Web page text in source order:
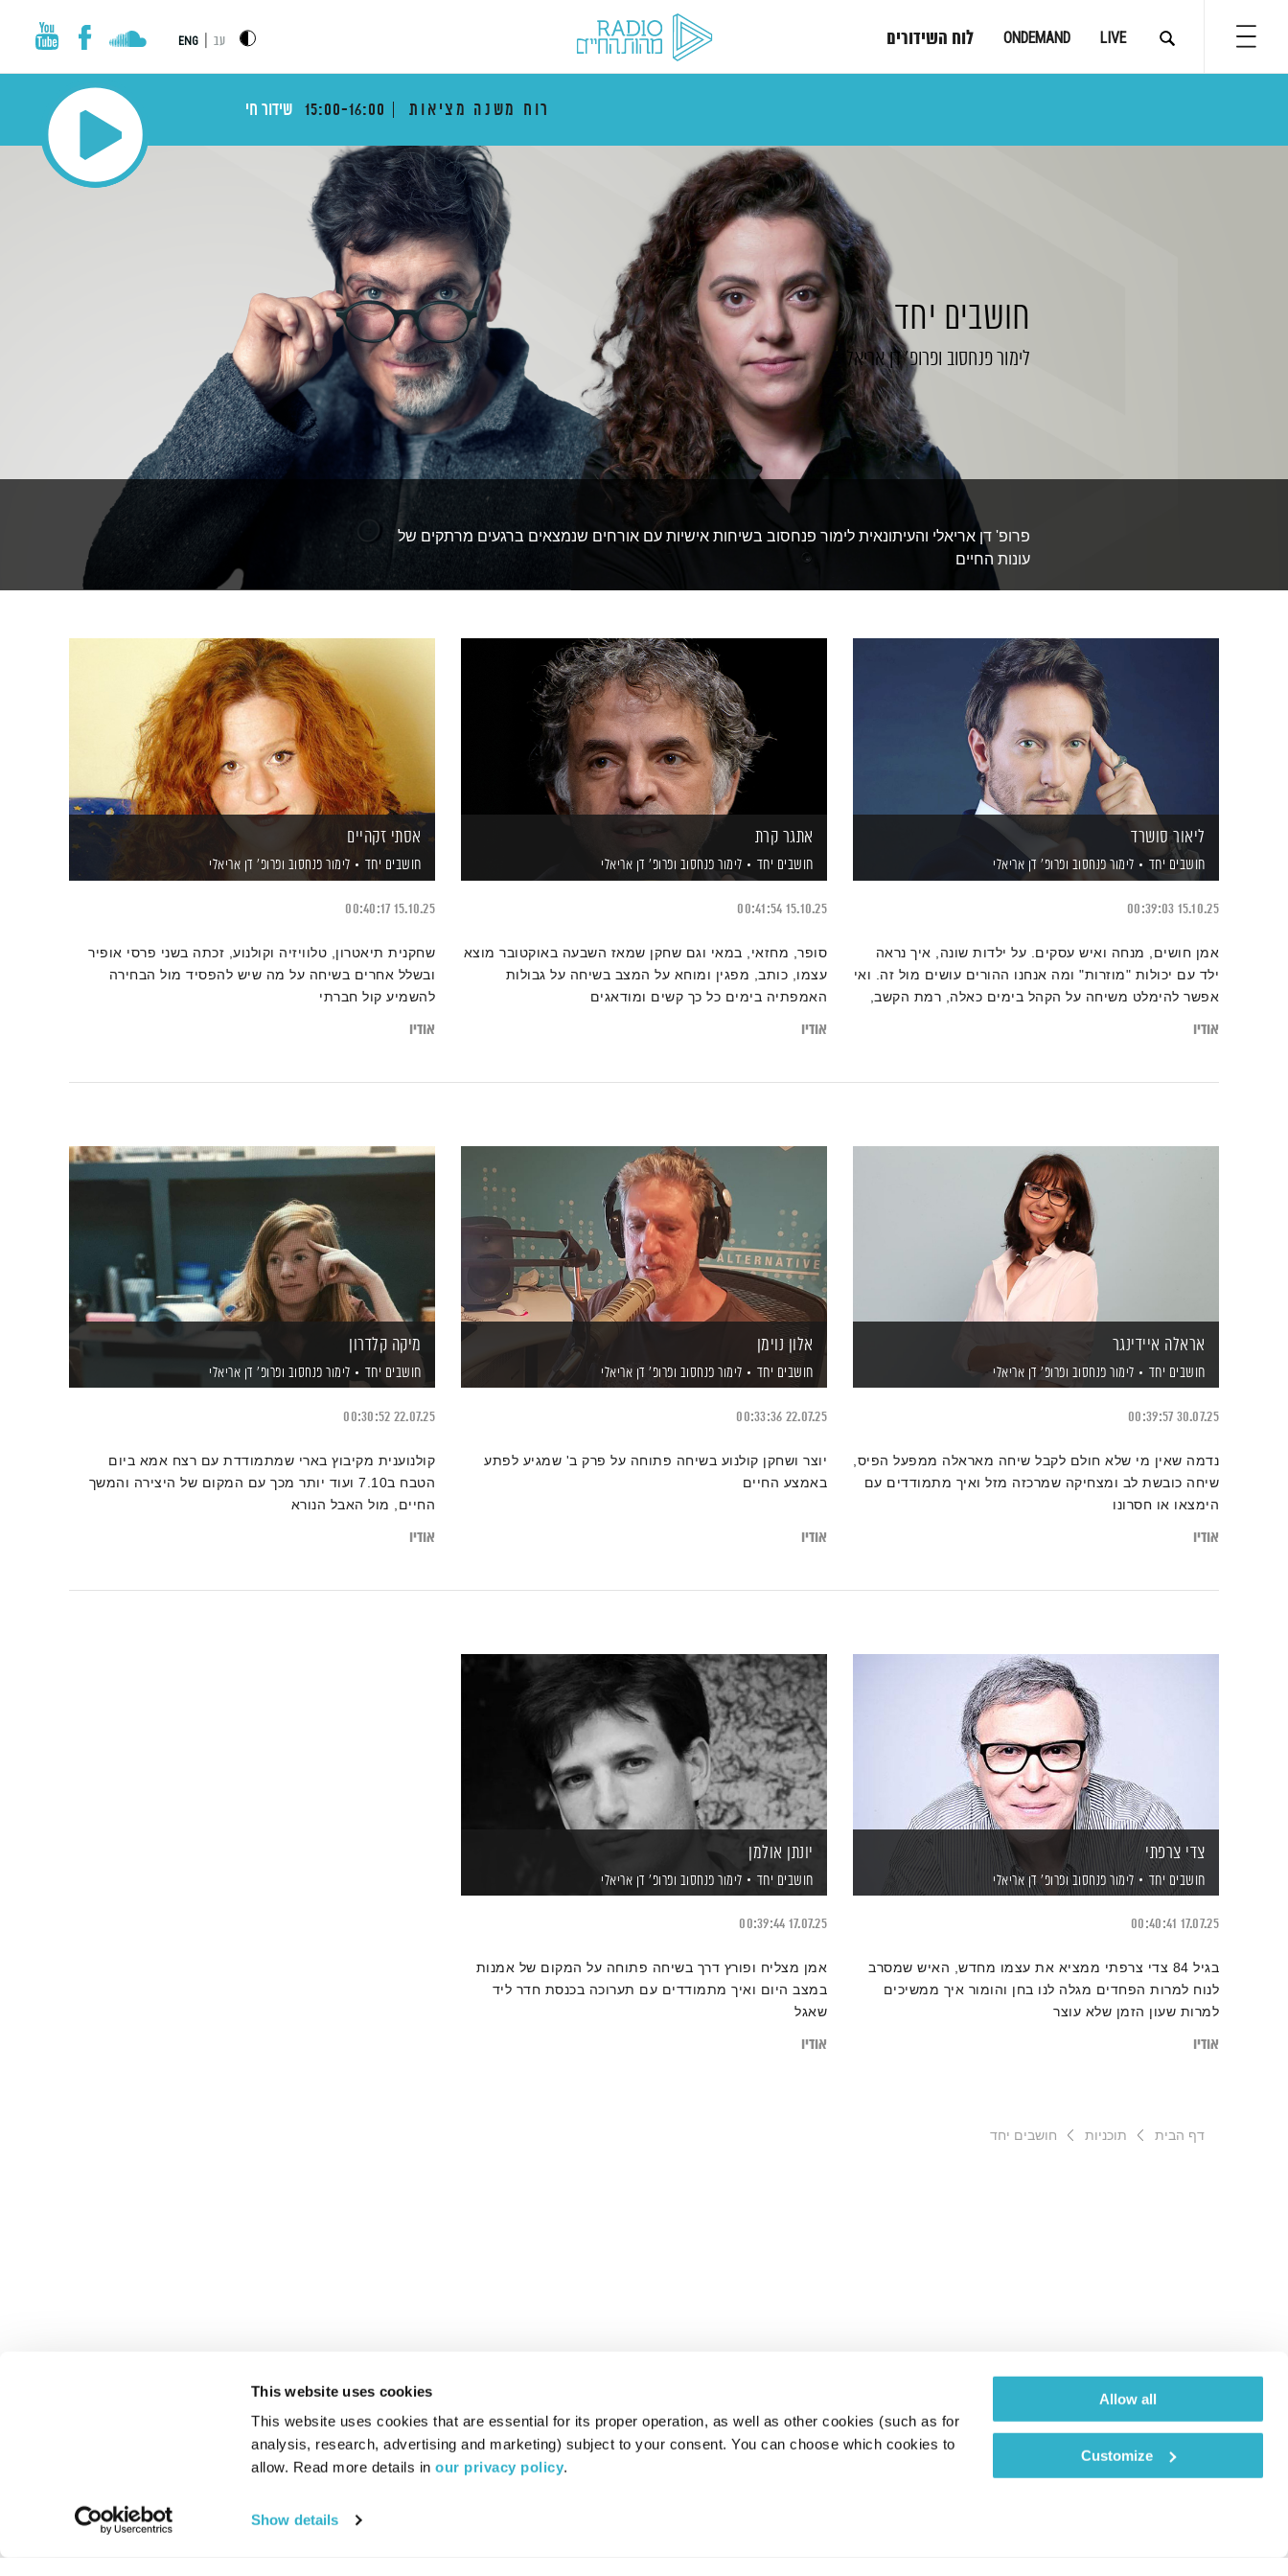
This website uses cookies
This website uses cookies that are essential for its proper operation, as well as other cookies (such as for
analysis, research, advertising and marketing) subject to your consent. You can choose which cookies to
allow. Read more details in our privacy policy.
Show details
Allow all
Customize
LIVE
ONDEMAND לוח השידורים עב ENG
רוח משנה מציאות 15:00-16:00 שידור חי
חושבים יחד
לימור פנחסוב ופרופ' דן אריאלי
פרופ' דן אריאלי והעיתונאית לימור פנחסוב בשיחות אישיות עם אורחים שנמצאים ברגעים מרתקים של
עונות החיים
ליאור סושרד
חושבים יחד לימור פנחסוב ופרופ' דן אריאלי
15.10.25
00:39:03
אמן חושים, מנחה ואיש עסקים. על ילדות שונה, איך נראה
ילד עם יכולות "מוזרות" ומה אנחנו ההורים עושים מול זה. ואי
אפשר להימלט משיחה על הקהל בימים כאלה, רמת הקשב,
אודיו
אתגר קרת
חושבים יחד לימור פנחסוב ופרופ' דן אריאלי
15.10.25
00:41:54
סופר, מחזאי, במאי וגם שחקן שמאז השבעה באוקטובר מוצא
עצמו, כותב, מפגין ומוחא על המצב בשיחה על גבולות
האמפתיה בימים כל כך קשים ומודאגים
אודיו
אסתי זקהיים
חושבים יחד לימור פנחסוב ופרופ' דן אריאלי
15.10.25
00:40:17
שחקנית תיאטרון, טלוויזיה וקולנוע, זכתה בשני פרסי אופיר
ובשלל אחרים בשיחה על מה שיש להפסיד מול הבחירה
להשמיע קול חברתי
אודיו
אראלה איידינגר
חושבים יחד לימור פנחסוב ופרופ' דן אריאלי
30.07.25
00:39:57
נדמה שאין מי שלא חולם לקבל שיחה מאראלה ממפעל הפיס,
שיחה כובשת לב ומצחיקה שמרכזה מזל ואיך מתמודדים עם
הימצאו או חסרונו
אודיו
אלון נוימן
חושבים יחד לימור פנחסוב ופרופ' דן אריאלי
22.07.25
00:33:36
יוצר ושחקן קולנוע בשיחה פתוחה על פרק ב' שמגיע לפתע
באמצע החיים
אודיו
מיקה קלדרון
חושבים יחד לימור פנחסוב ופרופ' דן אריאלי
22.07.25
00:30:52
קולנוענית מקיבוץ בארי שמתמודדת עם רצח אמא ביום
הטבח ב7.10 ועוד יותר מכך עם המקום של היצירה והמשך
החיים, מול האבל הנורא
אודיו
צדי צרפתי
חושבים יחד לימור פנחסובופרופ' דן אריאלי
17.07.25
00:40:41
בגיל 84 צדי צרפתי ממציא את עצמו מחדש, האיש שמסרב
לנוח למרות הפחדים מגלה לנו בחן והומור איך ממשיכים
למרות שעון הזמן שלא עוצר
אודיו
יונתן אולמן
חושבים יחד לימור פנחסוב ופרופ' דן אריאלי
17.07.25
00:39:44
אמן מצליח ופורץ דרך בשיחה פתוחה על המקום של אמנות
במצב היום ואיך מתמודדים עם תערוכה בכנסת חדר ליד
שאגל
אודיו
דף הבית תוכניות חושבים יחד